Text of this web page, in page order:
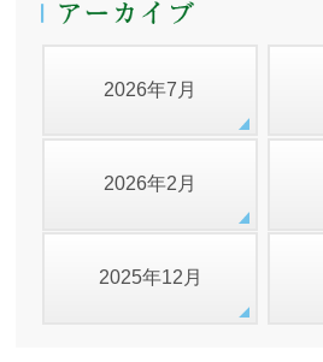
2026年7月
2026年2月
2025年12月